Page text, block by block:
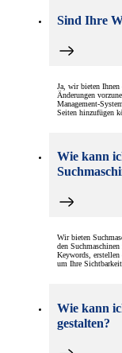
Sind Ihre
Ja, wir bieten
Änderungen
Management-
Seiten hinzufügen
Wie kann
Wir bieten
den
Keywords,
um Ihre Sichtbarkeit
Wie kann
gestalten?